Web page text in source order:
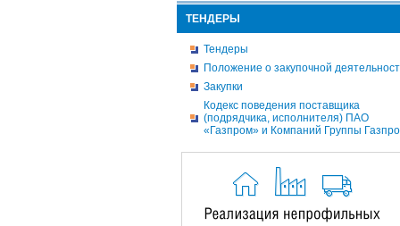
ТЕНДЕРЫ
Тендеры
Положение о закупочной
Закупки
Кодекс поведения поставщика
(подрядчика, исполнителя) ПАО
«Газпром» и Компаний Группы